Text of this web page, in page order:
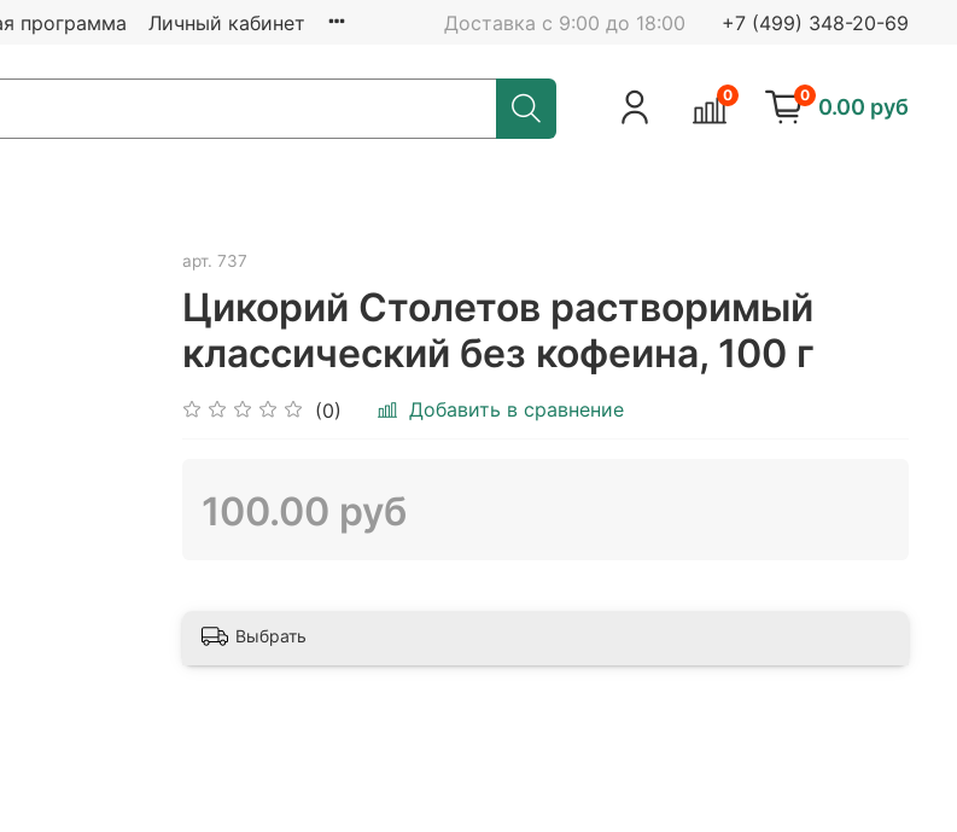
программа Личный кабинет Доставка с 9:00 до 18:00 +7 (499) 348-20-69
0 0 0.00 руб
арт. 737
Цикорий Столетов растворимый
классический без кофеина, 100 г
(0) Добавить в сравнение
100.00 руб
Выбрать